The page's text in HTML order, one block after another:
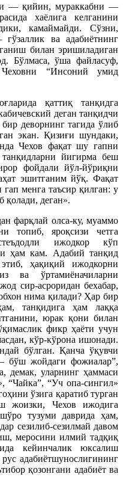
— қийин, мураккабни —
хаёлига келганини
камаймайди. Сўзни,
ва адабиётнинг
билан эришиладиган
Бўлмаса, ўша файласуф,
“Инсоний умид
қаттиқ танқидга
деган танқидчи
деворнинг тагида ўлиб
экан. Қизиғи шундаки,
Чехов фақат шу гапни
йигирма беш
фойдали йўл-йўриқни
эшитганим йўқ. Фақат
гап менга таъсир қилган: у
қолади, деган».
фарқлай олса-ку, муаммо
топиб, яроқсизи четга
ижодкор кўп
ҳам кам. Адабий танқид
ҳақиқий ижодкорни
ва ўртамиёначиларни
сир-асроридан бехабар,
нима қилади? Ҳар бир
танқидига ҳам лаққа
юрак қони билан
фикр ҳаёти учун
кўр-кўрона ишонади.
бўлган. Қанча ўқувчи
бўш жойдаги фожиалар”,
демак, уларнинг ҳаммаси
“Чайка”, “Уч опа-сингил»
ўзига қаратиб турган
жоизки, Чехов ижодига
тузуми даврида ҳам,
сезилиб-сезилмай давом
меросини илмий тадқиқ
кейинчалик юксалиш
адабиётшунослигининг
қозонгани адабиёт ва